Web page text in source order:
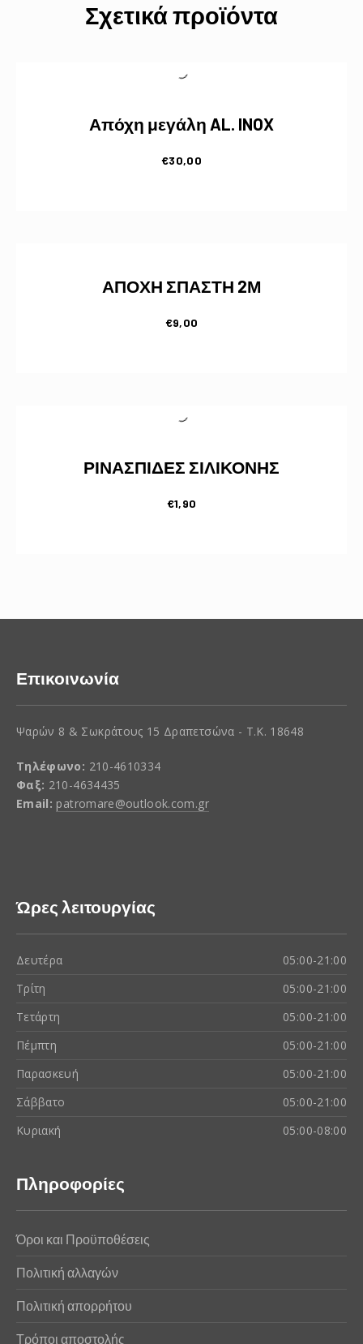
Σχετικά προϊόντα
Απόχη μεγάλη AL. INOX
€30,00
ΑΠΟΧΗ ΣΠΑΣΤΗ 2Μ
€9,00
ΡΙΝΑΣΠΙΔΕΣ ΣΙΛΙΚΟΝΗΣ
€1,90
Επικοινωνία
Ψαρών 8 & Σωκράτους 15 Δραπετσώνα - Τ.Κ. 18648
Τηλέφωνο: 210-4610334
Φαξ: 210-4634435
Email: patromare@outlook.com.gr
Ώρες λειτουργίας
Δευτέρα
05:00-21:00
Τρίτη
05:00-21:00
Τετάρτη
05:00-21:00
Πέμπτη
05:00-21:00
Παρασκευή
05:00-21:00
Σάββατο
05:00-21:00
Κυριακή
05:00-08:00
Πληροφορίες
Όροι και Προϋποθέσεις
Πολιτική αλλαγών
Πολιτική απορρήτου
Τρόποι αποστολής